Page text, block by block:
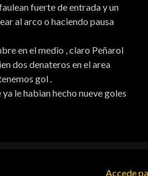
fuerte de entrada y un
al arco o haciendo pausa
en el medio , claro Peñarol
dos denateros en el area
gol .
le habian hecho nueve goles
Accede